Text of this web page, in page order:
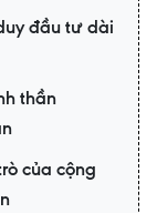
đầu tư dài
thần
của cộng